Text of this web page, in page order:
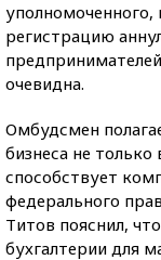
регистрацию
очевидна.
Омбудсмен
бизнеса не
способствует
федерального
Титов пояснил,
бухгалтерии для